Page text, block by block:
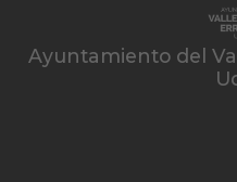
Ayuntamiento del